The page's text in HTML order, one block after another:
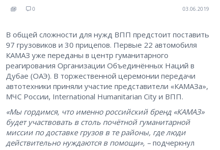
0 03.06.2019
В общей сложности для нужд ВПП предстоит поставить
97 грузовиков и 30 прицепов. Первые 22 автомобиля
КАМАЗ уже переданы в центр гуманитарного
реагирования Организации Объединённых Наций в
Дубае (ОАЭ). В торжественной церемонии передачи
автотехники приняли участие представители «КАМАЗа»,
МЧС России, International Humanitarian City и ВПП.
«Мы гордимся, что именно российский бренд «КАМАЗ»
будет участвовать в столь почётной гуманитарной
миссии по доставке грузов в те районы, где люди
действительно нуждаются в помощи», – подчеркнул